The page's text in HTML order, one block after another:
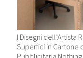
I Disegni dell’Artista
Superfici in Cartone
Pubblicitaria Nothing